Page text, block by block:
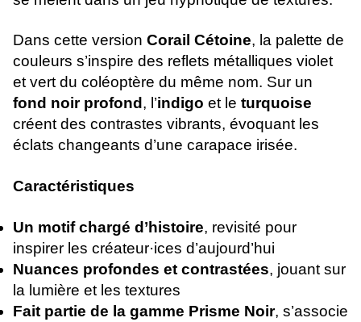
Dans cette version Corail Cétoine, la palette de
couleurs s’inspire des reflets métalliques violet
et vert du coléoptère du même nom. Sur un
fond noir profond , l’indigo et le turquoise
créent des contrastes vibrants, évoquant les
éclats changeants d’une carapace irisée.
Caractéristiques
Un motif chargé d’histoire, revisité pour
inspirer les créateur·ices d’aujourd’hui
Nuances profondes et contrastées, jouant sur
la lumière et les textures
Fait partie de la gamme Prisme Noir, s’associe